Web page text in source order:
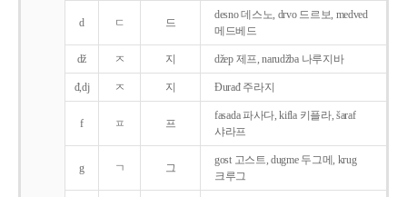
d ㄷ 드
desno 데스노, drvo 드르보, medved
메드베드
dž ㅈ 지 džep 제프, narudžba 나루지바
đ,dj ㅈ 지 Ðurađ 주라지
f ㅍ 프
fasada 파사다, kifla 키플라, šaraf
샤라프
g ㄱ 그
gost 고스트, dugme 두그메, krug
크루그